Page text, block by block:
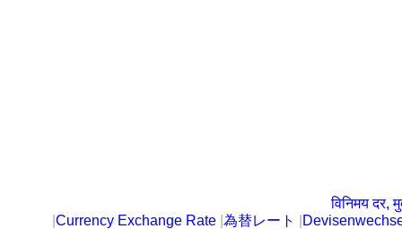
विनिमय दर,
Currency Exchange Rate 為替レート